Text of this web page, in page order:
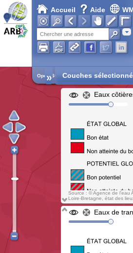
Accueil Aide
Open Street Map
» Couches
Eaux
Source : © Agence de l'eau
Loire-Bretagne, état des
Eaux de